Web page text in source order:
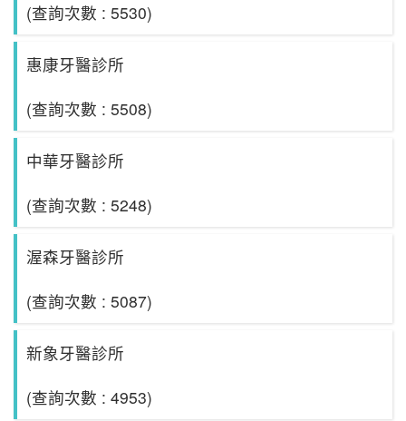
(查詢次數 : 5530)
惠康牙醫診所
(查詢次數 : 5508)
中華牙醫診所
(查詢次數 : 5248)
渥森牙醫診所
(查詢次數 : 5087)
新象牙醫診所
(查詢次數 : 4953)